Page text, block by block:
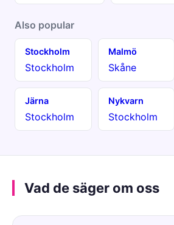
Also popular
Stockholm
Stockholm
Malmö
Skåne
Järna
Stockholm
Nykvarn
Stockholm
Vad de säger om oss